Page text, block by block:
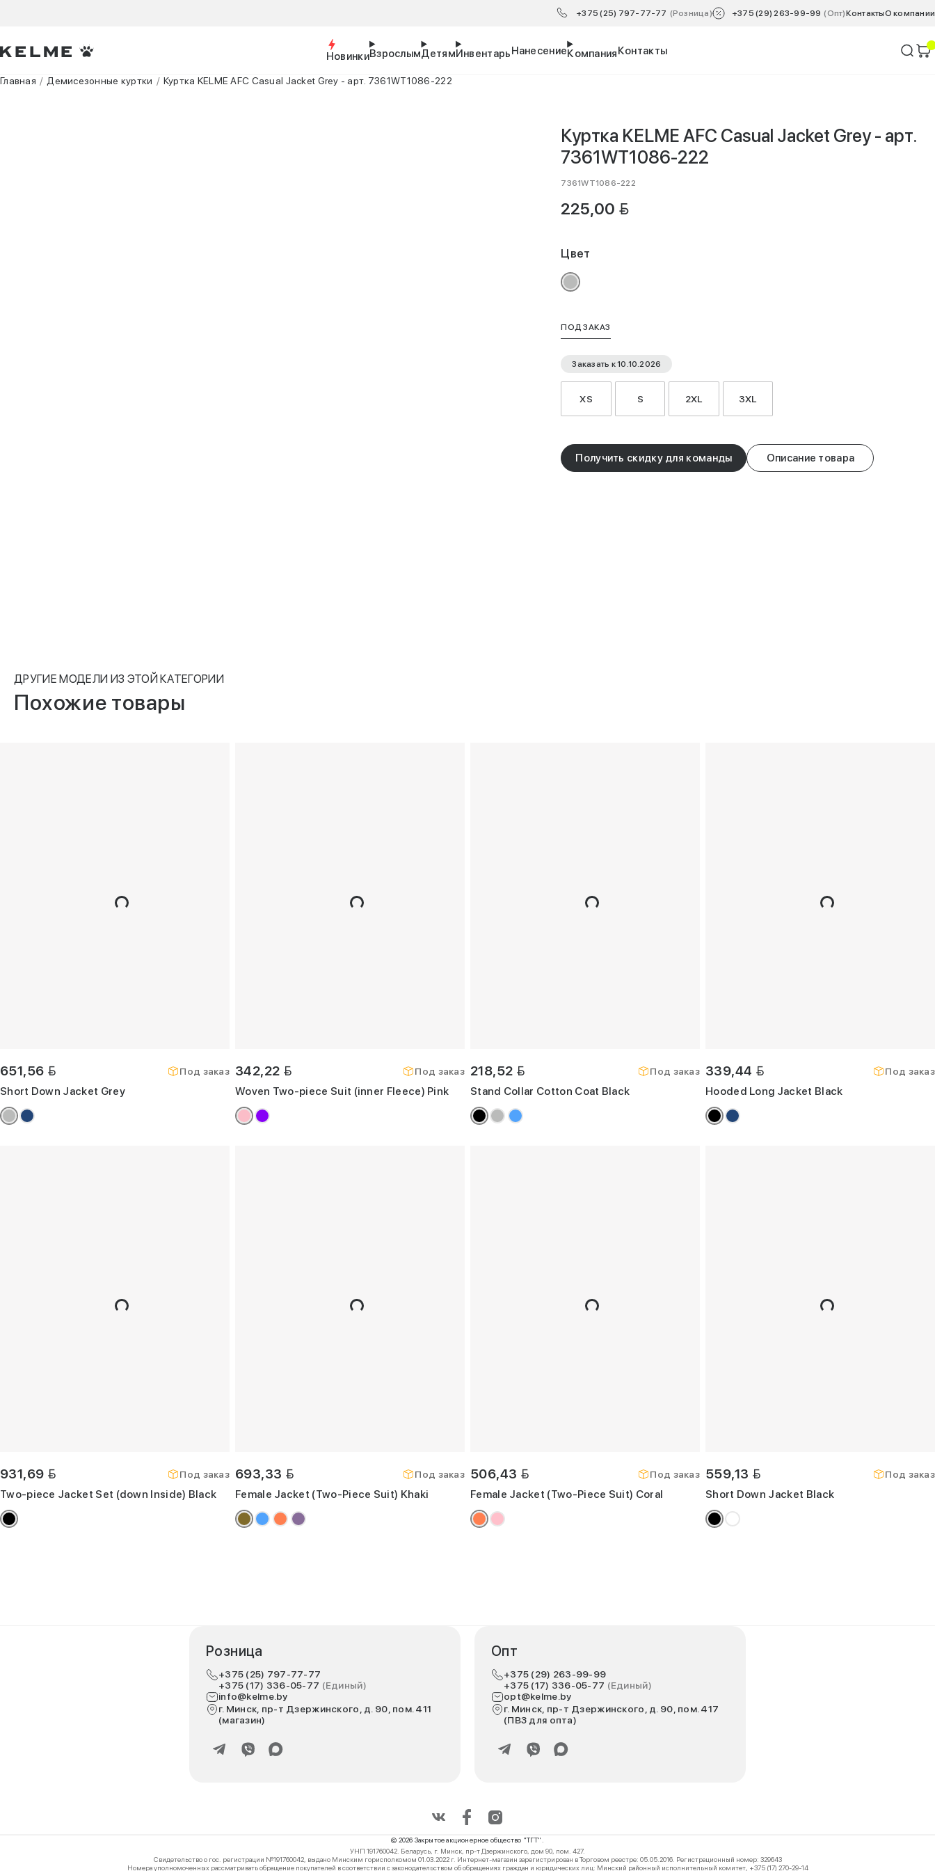
+375 (25) 797-77-77 (Розница) +375 (29) 263-99-99 (Опт)КонтактыO компании
НовинкиВзрослымДетямИнвентарьНанесениеКомпанияКонтакты
Главная Демисезонные куртки Куртка KELME AFC Сasual Jacket Grey - арт. 7361WT1086-222
Куртка KELME AFC Сasual Jacket Grey - арт.
7361WT1086-222
7361WT1086-222
225,00 BYN
Цвет
ПОД ЗАКАЗ
Заказать к10.10.2026
XS S 2XL 3XL
Получить скидку для команды Описание товара
ДРУГИЕ МОДЕЛИ ИЗ ЭТОЙ КАТЕГОРИИ
Похожие товары
651,56 BYN Под заказ
Short Down Jacket Grey
342,22 BYN Под заказ
Woven Two-piece Suit (inner Fleece) Pink
218,52 BYN Под заказ
Stand Collar Cotton Coat Black
339,44 BYN Под заказ
Hooded Long Jacket Black
931,69 BYN Под заказ
Two-piece Jacket Set (down Inside) Black
693,33 BYN Под заказ
Female Jacket (Two-Piece Suit) Khaki
506,43 BYN Под заказ
Female Jacket (Two-Piece Suit) Coral
559,13 BYN Под заказ
Short Down Jacket Black
Розница
+375 (25) 797-77-77
+375 (17) 336-05-77 (Единый)
info@kelme.by
г. Минск, пр-т Дзержинского, д. 90, пом. 411
(магазин)
Опт
+375 (29) 263-99-99
+375 (17) 336-05-77 (Единый)
opt@kelme.by
г. Минск, пр-т Дзержинского, д. 90, пом. 417
(ПВЗ для опта)
© 2026 Закрытое акционерное общество "ТГТ".
УНП 191760042. Беларусь, г. Минск, пр-т Дзержинского, дом 90, пом. 427.
Свидетельство о гос. регистрации №191760042, выдано Минским горисполкомом 01.03.2022 г. Интернет-магазин зарегистрирован в Торговом реестре: 05.05.2016. Регистрационный номер: 329643
Номера уполномоченных рассматривать обращение покупателей в соответствии с законодательством об обращениях граждан и юридических лиц: Минский районный исполнительный комитет, +375 (17) 270-29-14